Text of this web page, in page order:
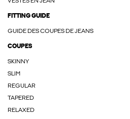
FITTING GUIDE
GUIDE DES COUPES DE JEANS
COUPES
SKINNY
SLIM
REGULAR
TAPERED
RELAXED